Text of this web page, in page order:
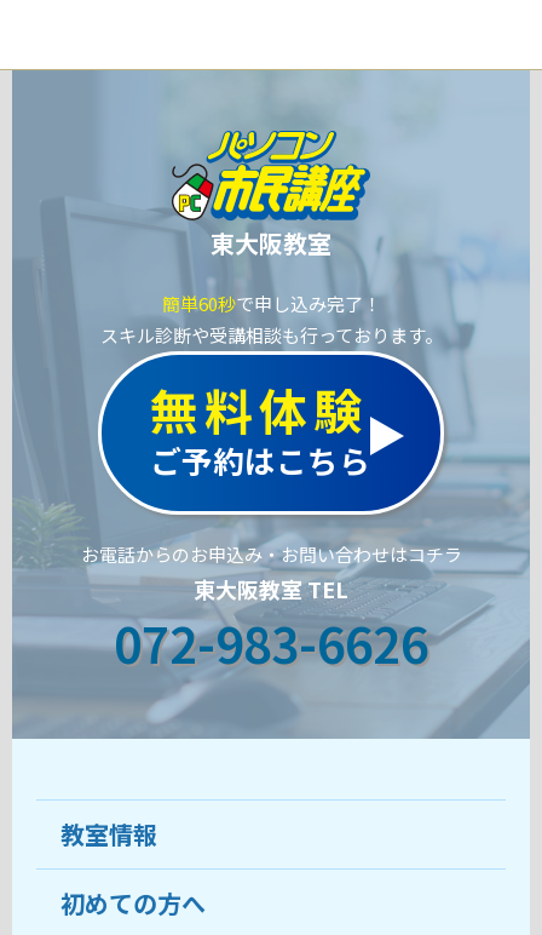
東大阪教室
簡単60秒で申し込み完了！
スキル診断や受講相談も行っております。
無料体験
ご予約はこちら
お電話からのお申込み・お問い合わせはコチラ
東大阪教室 TEL
072-983-6626
教室情報
教室について
初めての方へ